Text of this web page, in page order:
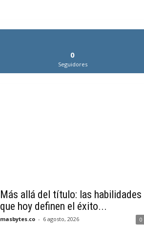
0
Seguidores
Más allá del título: las habilidades
que hoy definen el éxito...
masbytes.co - 6 agosto, 2026 0